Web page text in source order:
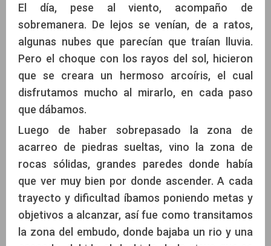
El día, pese al viento, acompaño de
sobremanera. De lejos se venían, de a ratos,
algunas nubes que parecían que traían lluvia.
Pero el choque con los rayos del sol, hicieron
que se creara un hermoso arcoíris, el cual
disfrutamos mucho al mirarlo, en cada paso
que dábamos.
Luego de haber sobrepasado la zona de
acarreo de piedras sueltas, vino la zona de
rocas sólidas, grandes paredes donde había
que ver muy bien por donde ascender. A cada
trayecto y dificultad íbamos poniendo metas y
objetivos a alcanzar, así fue como transitamos
la zona del embudo, donde bajaba un rio y una